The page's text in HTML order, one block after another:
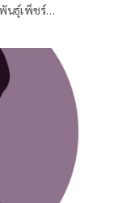
นธุ์เพ็ชร์